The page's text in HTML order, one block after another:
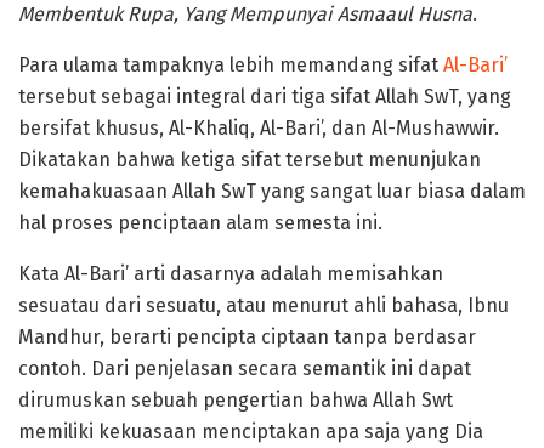
Membentuk Rupa, Yang Mempunyai Asmaaul Husna.
Para ulama tampaknya lebih memandang sifat Al-Bari’
tersebut sebagai integral dari tiga sifat Allah SwT, yang
bersifat khusus, Al-Khaliq, Al-Bari’, dan Al-Mushawwir.
Dikatakan bahwa ketiga sifat tersebut menunjukan
kemahakuasaan Allah SwT yang sangat luar biasa dalam
hal proses penciptaan alam semesta ini.
Kata Al-Bari’ arti dasarnya adalah memisahkan
sesuatau dari sesuatu, atau menurut ahli bahasa, Ibnu
Mandhur, berarti pencipta ciptaan tanpa berdasar
contoh. Dari penjelasan secara semantik ini dapat
dirumuskan sebuah pengertian bahwa Allah Swt
memiliki kekuasaan menciptakan apa saja yang Dia